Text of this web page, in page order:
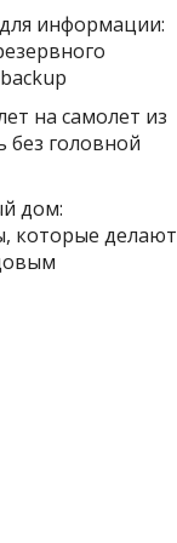
информации:
на самолет из
без головной
дом:
которые делают